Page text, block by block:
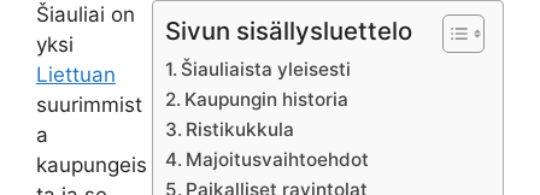
Sivun sisällysluettelo
Šiauliaista yleisesti
Kaupungin historia
Ristikukkula
Majoitusvaihtoehdot
Paikalliset ravintolat
Šiauliai on
yksi
Liettuan
suurimmist
a
kaupungeis